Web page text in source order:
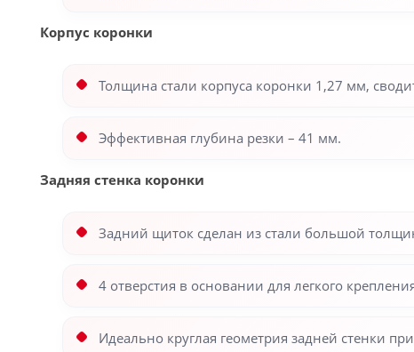
Корпус коронки
Толщина стали корпуса коронки 1,27 мм,
Эффективная глубина резки – 41 мм.
Задняя стенка коронки
Задний щиток сделан из стали большой
4 отверстия в основании для легкого
Идеально круглая геометрия задней стенки